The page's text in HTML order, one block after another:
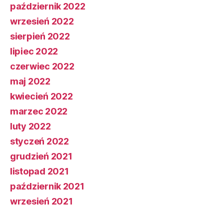
październik 2022
wrzesień 2022
sierpień 2022
lipiec 2022
czerwiec 2022
maj 2022
kwiecień 2022
marzec 2022
luty 2022
styczeń 2022
grudzień 2021
listopad 2021
październik 2021
wrzesień 2021